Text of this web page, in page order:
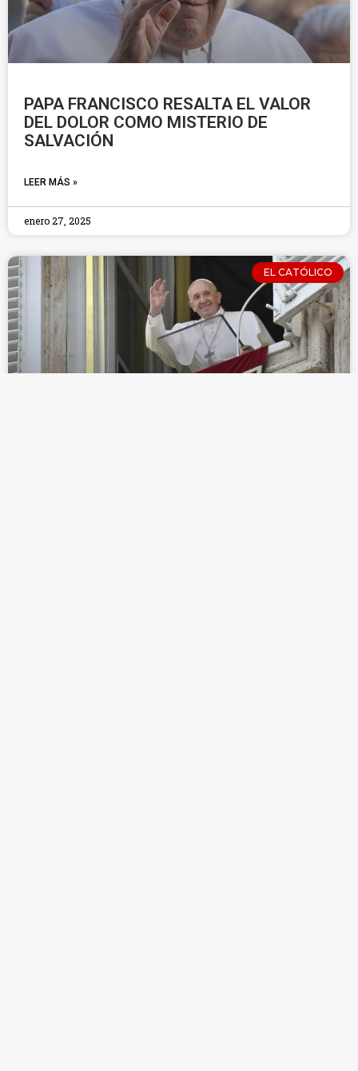
PAPA FRANCISCO RESALTA EL VALOR
DEL DOLOR COMO MISTERIO DE
SALVACIÓN
LEER MÁS »
enero 27, 2025
EL CATÓLICO